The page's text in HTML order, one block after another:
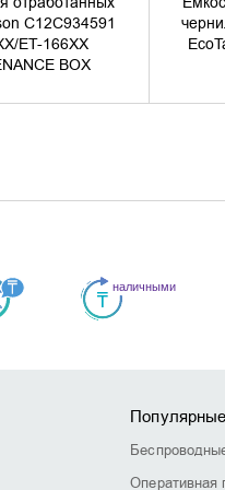
C12C934591
ET-166XX
BOX
Оперативная